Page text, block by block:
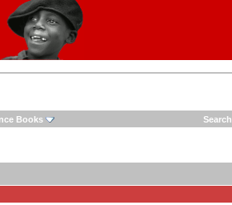
Books Search